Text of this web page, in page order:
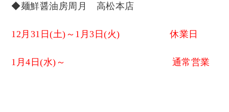
◆麺鮮醤油房周月 高松本店
12月31日(土)～1月3日(火) 休業日
1月4日(水)～ 通常営業